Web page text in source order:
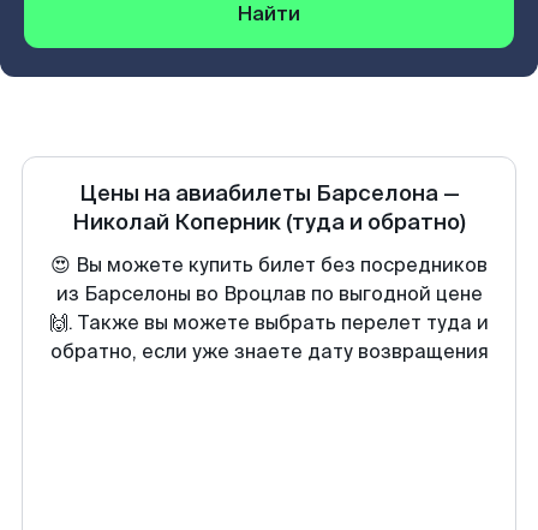
Найти
Цены на авиабилеты Барселона—
Николай Коперник (туда и обратно)
😍 Вы можете купить билет без посредников
из Барселоны во Вроцлав по выгодной цене
🙌. Также вы можете выбрать перелет туда и
обратно, если уже знаете дату возвращения